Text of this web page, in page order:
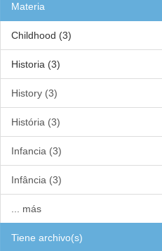
Materia
Childhood (3)
Historia (3)
History (3)
História (3)
Infancia (3)
Infância (3)
... más
Tiene archivo(s)